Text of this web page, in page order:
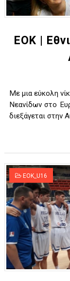
ΧΡΟΝΙΑ ΠΟΛΛΑ
Ο δρόμος για
U21: Τεράστια
Γ΄ανδρών play
Play off B
ΕΟΚ |
Με μια εύκολη
Νεανίδων στο
διεξάγεται στην
EOK_U16